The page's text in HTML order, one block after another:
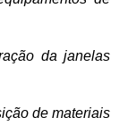
da janelas
de materiais